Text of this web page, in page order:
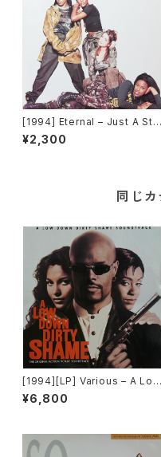
[1994] Eternal – Just A Ste
p From Heaven [EMI UK]
¥2,300
同じカ
[1994][LP] Various – A Low
Down Dirty Shame (The Or
iginal Motion Picture Soun
¥6,800